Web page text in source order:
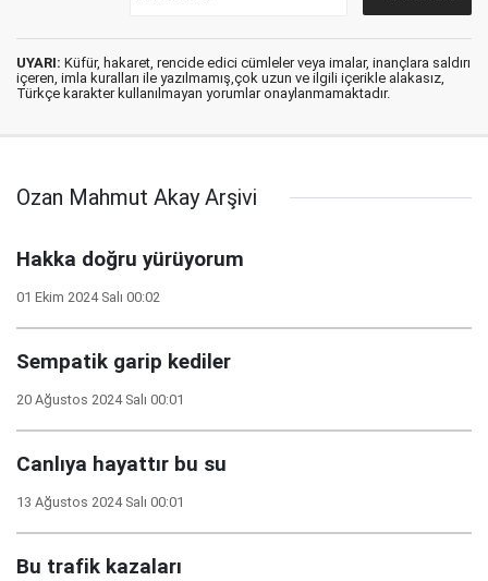
UYARI: Küfür, hakaret, rencide edici cümleler veya imalar, inançlara saldırı
içeren, imla kuralları ile yazılmamış,çok uzun ve ilgili içerikle alakasız,
Türkçe karakter kullanılmayan yorumlar onaylanmamaktadır.
Ozan Mahmut Akay Arşivi
Hakka doğru yürüyorum
01 Ekim 2024 Salı 00:02
Sempatik garip kediler
20 Ağustos 2024 Salı 00:01
Canlıya hayattır bu su
13 Ağustos 2024 Salı 00:01
Bu trafik kazaları